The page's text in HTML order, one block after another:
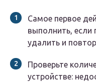
Самое первое
выполнить, если
удалить и
Проверьте
устройстве: